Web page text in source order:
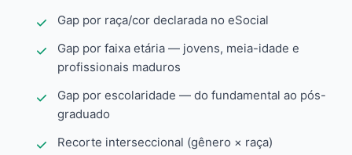
Gap por raça/cor declarada no eSocial
Gap por faixa etária — jovens, meia-idade e
profissionais maduros
Gap por escolaridade — do fundamental ao pós-
graduado
Recorte interseccional (gênero × raça)